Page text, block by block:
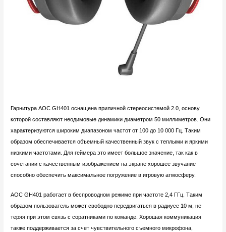
Гарнитура AOC GH401 оснащена приличной стереосистемой 2.0, основу
которой составляют неодимовые динамики диаметром 50 миллиметров. Они
характеризуются широким диапазоном частот от 100 до 10 000 Гц. Таким
образом обеспечивается объемный качественный звук с теплыми и яркими
низкими частотами. Для геймера это имеет большое значение, так как в
сочетании с качественным изображением на экране хорошее звучание
способно обеспечить максимальное погружение в игровую атмосферу.
AOC GH401 работает в беспроводном режиме при частоте 2,4 ГГц. Таким
образом пользователь может свободно передвигаться в радиусе 10 м, не
теряя при этом связь с соратниками по команде. Хорошая коммуникация
также поддерживается за счет чувствительного съемного микрофона,